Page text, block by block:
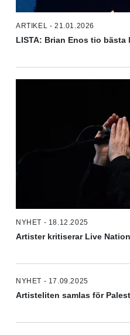
ARTIKEL - 21.01.2026
LISTA: Brian Enos tio bästa
NYHET - 18.12.2025
Artister kritiserar Live
NYHET - 17.09.2025
Artisteliten samlas för